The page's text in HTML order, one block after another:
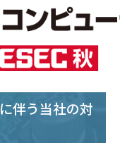
伴う当社の対